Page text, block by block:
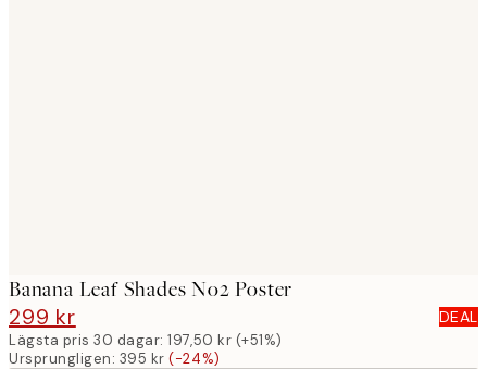
Banana Leaf Shades No2 Poster
299 kr DEAL
Lägsta pris 30 dagar:197,50 kr (+51%)
Ursprungligen: 395 kr (-24%)